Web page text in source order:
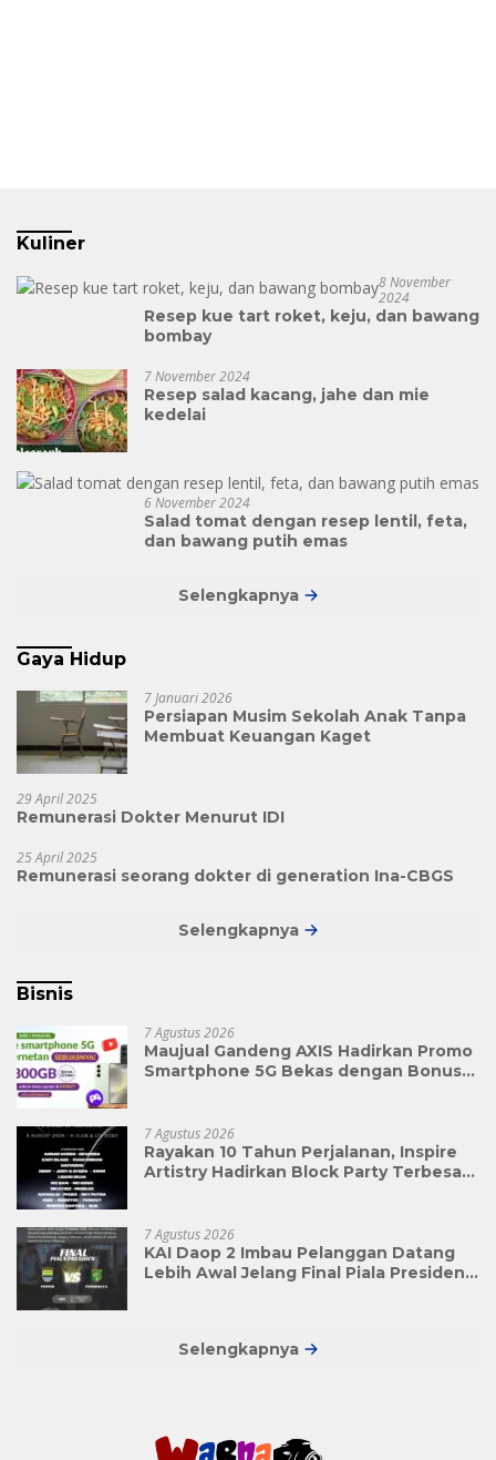
Kuliner
8 November
2024
Resep kue tart roket, keju, dan bawang
bombay
7 November 2024
Resep salad kacang, jahe dan mie
kedelai
6 November 2024
Salad tomat dengan resep lentil, feta,
dan bawang putih emas
Selengkapnya
Gaya Hidup
7 Januari 2026
Persiapan Musim Sekolah Anak Tanpa
Membuat Keuangan Kaget
29 April 2025
Remunerasi Dokter Menurut IDI
25 April 2025
Remunerasi seorang dokter di generation Ina-CBGS
Selengkapnya
Bisnis
7 Agustus 2026
Maujual Gandeng AXIS Hadirkan Promo
Smartphone 5G Bekas dengan Bonus
7 Agustus 2026
Rayakan 10 Tahun Perjalanan, Inspire
Artistry Hadirkan Block Party Terbesar
7 Agustus 2026
KAI Daop 2 Imbau Pelanggan Datang
Lebih Awal Jelang Final Piala Presiden
Selengkapnya